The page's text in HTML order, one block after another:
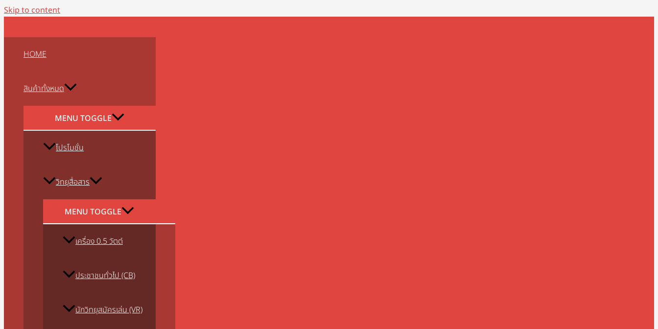
Skip to content
HOME
สินค้าทั้งหมด
MENU TOGGLE
โปรโมชั่น
วิทยุสื่อสาร
MENU TOGGLE
เครื่อง 0.5 วัตต์
ประชาชนทั่วไป (CB)
นักวิทยุสมัครเล่น (VR)